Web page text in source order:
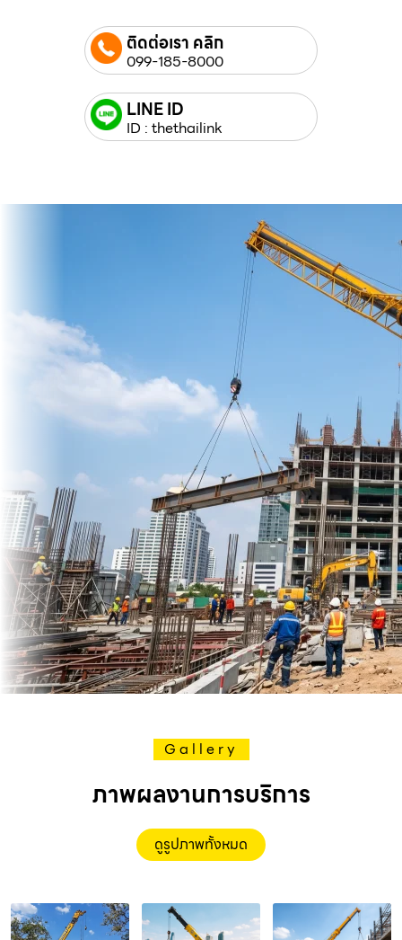
ติดต่อเรา คลิก
099-185-8000
LINE ID
ID : thethailink
Gallery
ภาพผลงานการบริการ
ดูรูปภาพทั้งหมด